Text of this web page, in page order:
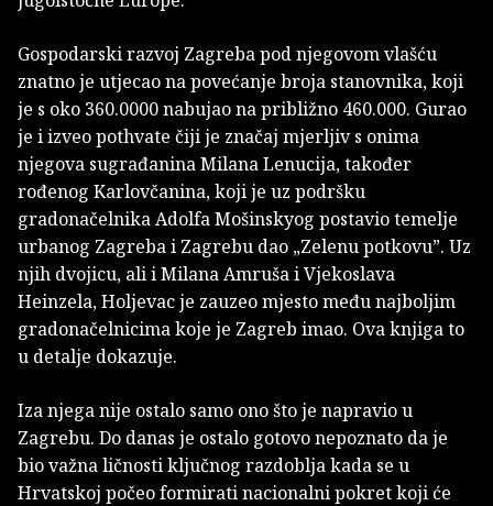
Gospodarski razvoj Zagreba pod njegovom vlašću
znatno je utjecao na povećanje broja stanovnika, koji
je s oko 360.0000 nabujao na približno 460.000. Gurao
je i izveo pothvate čiji je značaj mjerljiv s onima
njegova sugrađanina Milana Lenucija, također
rođenog Karlovčanina, koji je uz podršku
gradonačelnika Adolfa Mošinskyog postavio temelje
urbanog Zagreba i Zagrebu dao „Zelenu potkovu”. Uz
njih dvojicu, ali i Milana Amruša i Vjekoslava
Heinzela, Holjevac je zauzeo mjesto među najboljim
gradonačelnicima koje je Zagreb imao. Ova knjiga to
u detalje dokazuje.
Iza njega nije ostalo samo ono što je napravio u
Zagrebu. Do danas je ostalo gotovo nepoznato da je
bio važna ličnosti ključnog razdoblja kada se u
Hrvatskoj počeo formirati nacionalni pokret koji će